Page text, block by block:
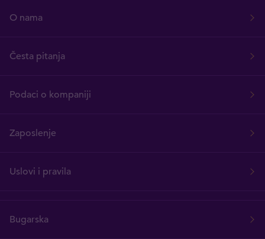
O nama
Česta pitanja
Podaci o kompaniji
Zaposlenje
Uslovi i pravila
Bugarska